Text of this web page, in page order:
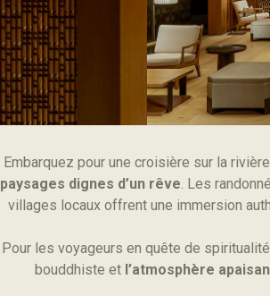
Embarquez pour une croisière sur la
paysages dignes d’un rêve. Les
villages locaux offrent une immersion
Pour les voyageurs en quête de
bouddhiste et l’atmosphère